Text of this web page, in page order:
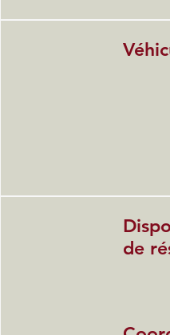
de